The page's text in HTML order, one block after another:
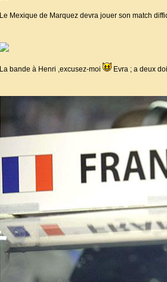
Le Mexique de Marquez devra jouer son match
La bande à Henri ,excusez-moi Evra ; a deux